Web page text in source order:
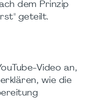
dem Prinzip
geteilt.
Video an,
wie die